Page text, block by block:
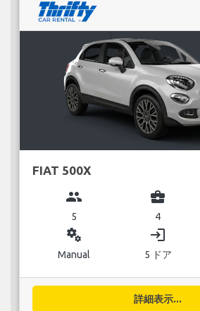
FIAT 500X
group
5
business_center
4
miscellaneous_services
Manual
login
5 ドア
詳細表示...